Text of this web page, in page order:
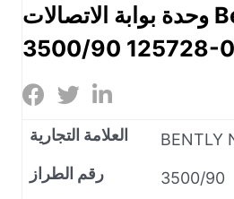
وحدة بوابة الاتصالات Bently Nevada
3500/90 125728-
العلامة التجارية
BENTLY
رقم الطراز
3500/90